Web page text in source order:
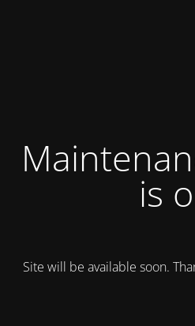
is
Site will be available soon.